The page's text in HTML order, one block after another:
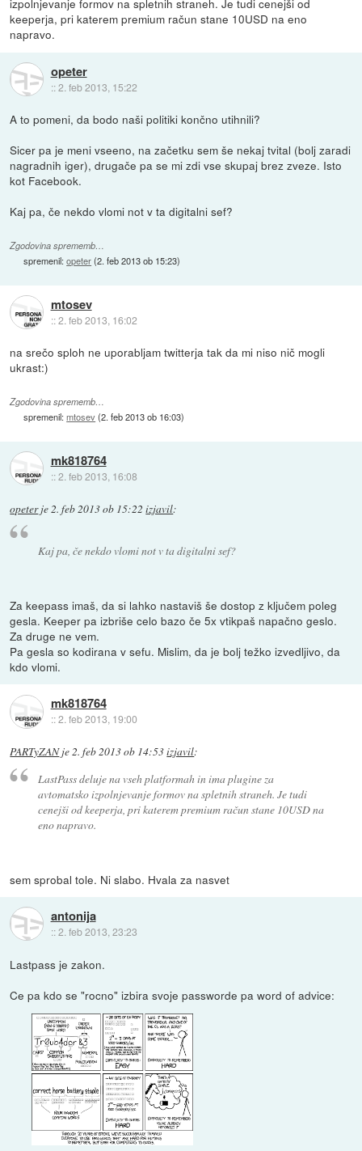
izpolnjevanje formov na spletnih straneh. Je tudi cenejši od
keeperja, pri katerem premium račun stane 10USD na eno
napravo.
opeter
::2. feb 2013, 15:22
A to pomeni, da bodo naši politiki končno utihnili?
Sicer pa je meni vseeno, na začetku sem še nekaj tvital (bolj zaradi
nagradnih iger), drugače pa se mi zdi vse skupaj brez zveze. Isto
kot Facebook.
Kaj pa, če nekdo vlomi not v ta digitalni sef?
Zgodovina sprememb…
spremenil:opeter(2. feb 2013 ob 15:23)
mtosev
::2. feb 2013, 16:02
na srečo sploh ne uporabljam twitterja tak da mi niso nič mogli
ukrast:)
Zgodovina sprememb…
spremenil:mtosev(2. feb 2013 ob 16:03)
mk818764
::2. feb 2013, 16:08
opeterje 2. feb 2013 ob 15:22 izjavil:
Kaj pa, če nekdo vlomi not v ta digitalni sef?
Za keepass imaš, da si lahko nastaviš še dostop z ključem poleg
gesla. Keeper pa izbriše celo bazo če 5x vtikpaš napačno geslo.
Za druge ne vem.
Pa gesla so kodirana v sefu. Mislim, da je bolj težko izvedljivo, da
kdo vlomi.
mk818764
::2. feb 2013, 19:00
PARTyZANje2. feb 2013 ob 14:53izjavil:
LastPass deluje na vseh platformah in ima plugine za
avtomatsko izpolnjevanje formov na spletnih straneh. Je tudi
cenejši od keeperja, pri katerem premium račun stane 10USD na
eno napravo.
sem sprobal tole. Ni slabo. Hvala za nasvet
antonija
::2. feb 2013, 23:23
Lastpass je zakon.
Ce pa kdo se "rocno" izbira svoje passworde pa word of advice: